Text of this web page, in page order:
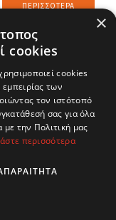
ΠΕΡΙΣΣΌΤΕΡΑ
ΕΜΕΙΣ
ΕΣΕΙΣ
×
cookies
cookies
των
τον ιστότοπό
σας για όλα
την Πολιτική μας
περισσότερα